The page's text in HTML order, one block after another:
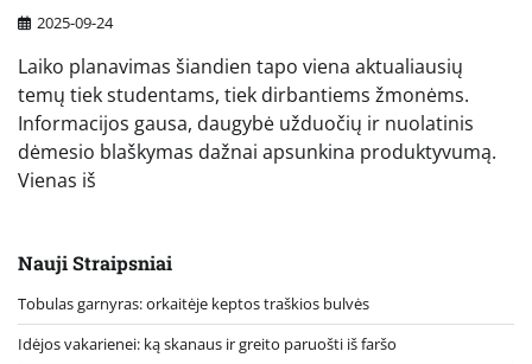
2025-09-24
Laiko planavimas šiandien tapo viena aktualiausių
temų tiek studentams, tiek dirbantiems žmonėms.
Informacijos gausa, daugybė užduočių ir nuolatinis
dėmesio blaškymas dažnai apsunkina produktyvumą.
Vienas iš
Nauji Straipsniai
Tobulas garnyras: orkaitėje keptos traškios bulvės
Idėjos vakarienei: ką skanaus ir greito paruošti iš faršo